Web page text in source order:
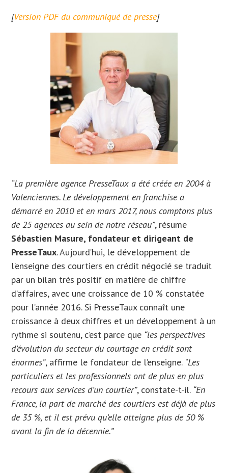
[Version PDF du communiqué de presse]
“La première agence PresseTaux a été créée en 2004 à
Valenciennes. Le développement en franchise a
démarré en 2010 et en mars 2017, nous comptons plus
de 25 agences au sein de notre réseau”, résume
Sébastien Masure, fondateur et dirigeant de
PresseTaux. Aujourd’hui, le développement de
l’enseigne des courtiers en crédit négocié se traduit
par un bilan très positif en matière de chiffre
d’affaires, avec une croissance de 10 % constatée
pour l’année 2016. Si PresseTaux connaît une
croissance à deux chiffres et un développement à un
rythme si soutenu, c’est parce que “les perspectives
d’évolution du secteur du courtage en crédit sont
énormes”, affirme le fondateur de l’enseigne. “Les
particuliers et les professionnels ont de plus en plus
recours aux services d’un courtier”, constate-t-il. “En
France, la part de marché des courtiers est déjà de plus
de 35 %, et il est prévu qu’elle atteigne plus de 50 %
avant la fin de la décennie.”